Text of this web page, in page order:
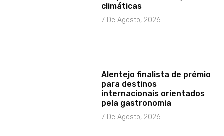
climáticas
7 De Agosto, 2026
Alentejo finalista de prémio
para destinos
internacionais orientados
pela gastronomia
7 De Agosto, 2026